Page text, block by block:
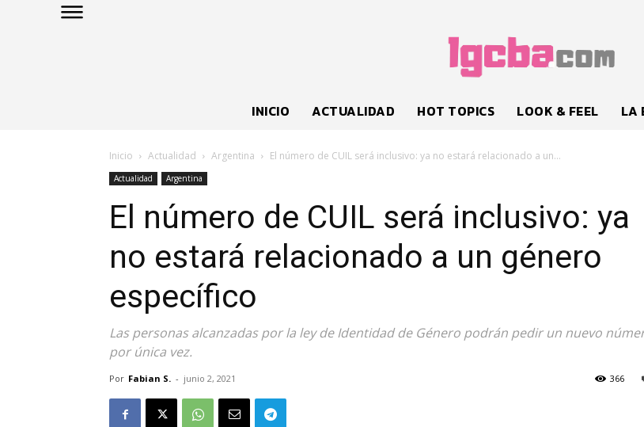
INICIO ACTUALIDAD HOT TOPICS LOOK & FEEL LA
Inicio Actualidad Argentina El número de CUIL será inclusivo: ya no estará relacionado a un...
Actualidad Argentina
El número de CUIL será inclusivo: ya
no estará relacionado a un género
específico
Las personas alcanzadas por la ley de Identidad de Género podrán pedir un nuevo
por única vez.
Por Fabian S. - junio 2, 2021 366